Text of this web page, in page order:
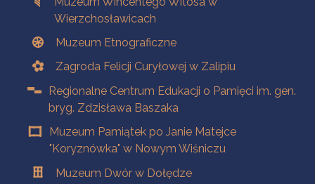
Wierzchosławicach
Muzeum Etnograficzne
Zagroda Felicji Curyłowej w Zalipiu
Regionalne Centrum Edukacji o Pamięci im. gen.
bryg. Zdzisława Baszaka
Muzeum Pamiątek po Janie Matejce
"Koryznówka" w Nowym Wiśniczu
Muzeum Dwór w Dołędze